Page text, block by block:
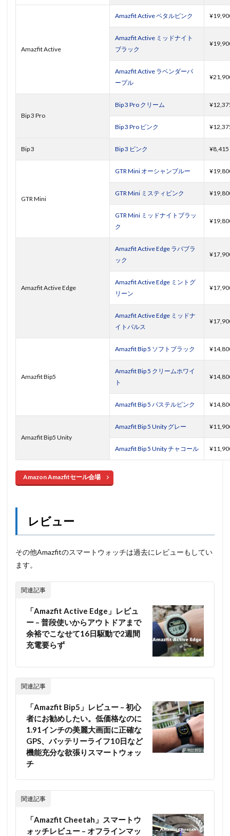
Amazfit Active
Amazfit Active ペタルピンク
Amazfit Active ミッドナイト
ブラック
Amazfit Active ラベンダーパ
ープル
Bip 3 Pro
Bip 3 Pro クリーム
Bip 3 Pro ピンク
Bip 3 Bip 3 ピンク ¥8,415
GTR Mini
GTR Mini オーシャンブルー
GTR Mini ミスティピンク
GTR Mini ミッドナイトブラッ
ク
Amazfit Active Edge
Amazfit Active Edge ラバブラ
ック
Amazfit Active Edge ミントグ
リーン
Amazfit Active Edge ミッドナ
イトパルス
Amazfit Bip5
Amazfit Bip 5 ソフトブラック
Amazfit Bip 5 クリームホワイ
ト
Amazfit Bip 5 パステルピンク
Amazfit Bip5 Unity
Amazfit Bip 5 Unity グレー
Amazfit Bip 5 Unity チャコール
Amazon Amazfitセール会場
レビュー
その他Amazfitのスマートウォッチは過去にレビューもしてい
ます。
関連記事
「Amazfit Active Edge」レビュ
ー – 普段使いからアウトドアまで
余裕でこなせて16日駆動で2週間
充電要らず
関連記事
「Amazfit Bip5」レビュー – 初心
者にお勧めしたい。低価格なのに
1.91インチの美麗大画面に正確な
GPS、バッテリーライフ10日など
機能充分な欲張りスマートウォッ
チ
関連記事
「Amazfit Cheetah」スマートウ
ォッチレビュー – オフラインマッ